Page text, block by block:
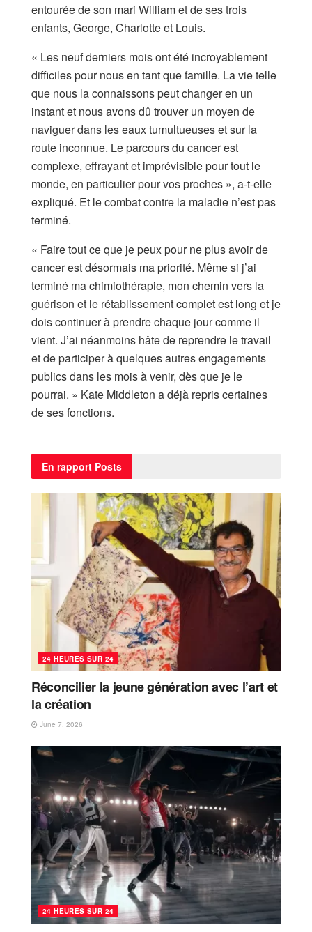
entourée de son mari William et de ses trois
enfants, George, Charlotte et Louis.
« Les neuf derniers mois ont été incroyablement
difficiles pour nous en tant que famille. La vie telle
que nous la connaissons peut changer en un
instant et nous avons dû trouver un moyen de
naviguer dans les eaux tumultueuses et sur la
route inconnue. Le parcours du cancer est
complexe, effrayant et imprévisible pour tout le
monde, en particulier pour vos proches », a-t-elle
expliqué. Et le combat contre la maladie n’est pas
terminé.
« Faire tout ce que je peux pour ne plus avoir de
cancer est désormais ma priorité. Même si j’ai
terminé ma chimiothérapie, mon chemin vers la
guérison et le rétablissement complet est long et je
dois continuer à prendre chaque jour comme il
vient. J’ai néanmoins hâte de reprendre le travail
et de participer à quelques autres engagements
publics dans les mois à venir, dès que je le
pourrai. » Kate Middleton a déjà repris certaines
de ses fonctions.
En rapport Posts
24 HEURES SUR 24
Réconcilier la jeune génération avec l’art et
la création
June 7, 2026
24 HEURES SUR 24